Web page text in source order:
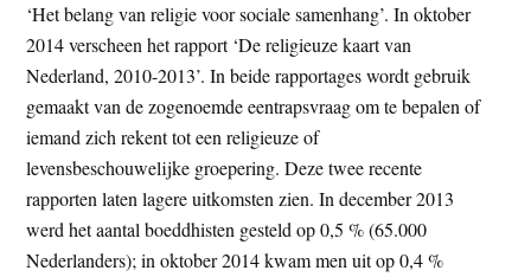
‘Het belang van religie voor sociale samenhang’. In oktober
2014 verscheen het rapport ‘De religieuze kaart van
Nederland, 2010-2013’. In beide rapportages wordt gebruik
gemaakt van de zogenoemde eentrapsvraag om te bepalen of
iemand zich rekent tot een religieuze of
levensbeschouwelijke groepering. Deze twee recente
rapporten laten lagere uitkomsten zien. In december 2013
werd het aantal boeddhisten gesteld op 0,5 % (65.000
Nederlanders); in oktober 2014 kwam men uit op 0,4 %